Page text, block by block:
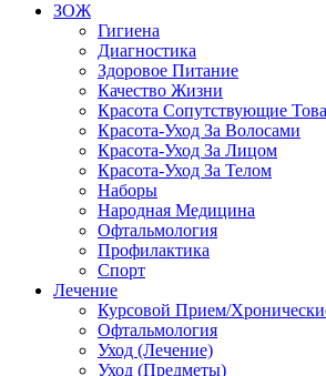
ЗОЖ
Гигиена
Диагностика
Здоровое Питание
Качество Жизни
Красота Сопутствующие
Красота-Уход За Волосами
Красота-Уход За Лицом
Красота-Уход За Телом
Наборы
Народная Медицина
Офтальмология
Профилактика
Спорт
Лечение
Курсовой Прием/
Офтальмология
Уход (Лечение)
Уход (Предметы)